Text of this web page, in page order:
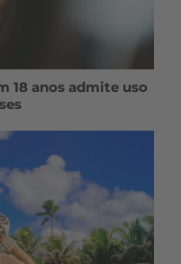
18 anos admite uso